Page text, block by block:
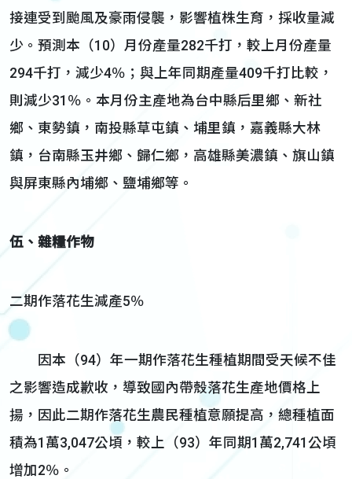
接連受到颱風及豪雨侵襲，影響植株生育，採收量減
少。預測本（10）月份產量282千打，較上月份產量
294千打，減少4％；與上年同期產量409千打比較，
則減少31％。本月份主產地為台中縣后里鄉、新社
鄉、東勢鎮，南投縣草屯鎮、埔里鎮，嘉義縣大林
鎮，台南縣玉井鄉、歸仁鄉，高雄縣美濃鎮、旗山鎮
與屏東縣內埔鄉、鹽埔鄉等。
伍、雜糧作物
二期作落花生減產5％
因本（94）年一期作落花生種植期間受天候不佳
之影響造成歉收，導致國內帶殼落花生產地價格上
揚，因此二期作落花生農民種植意願提高，總種植面
積為1萬3,047公頃，較上（93）年同期1萬2,741公頃
增加2％。